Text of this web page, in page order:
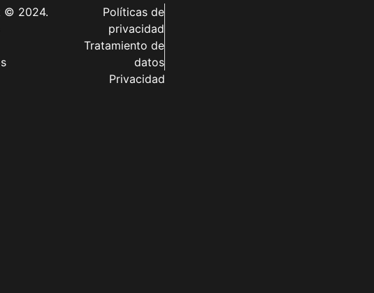
© 2024.
Políticas de
privacidad
Tratamiento de
datos
Privacidad